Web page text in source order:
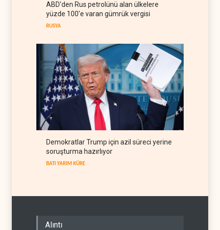
The Guardian: Trump’ın İran
stratejisi alay konusu oldu
ABD'den Rus petrolünü alan ülkelere
yüzde 100'e varan gümrük vergisi
RUSYA
Demokratlar Trump için azil süreci yerine
soruşturma hazırlıyor
BATI YARIM KÜRE
Alıntı